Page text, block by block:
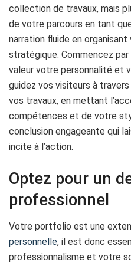
collection de travaux, mais
de votre parcours en tant
narration fluide en
stratégique. Commencez
valeur votre personnalité et
guidez vos visiteurs à
vos travaux, en mettant
compétences et de votre
conclusion engageante qui
incite à l’action.
Optez pour un
professionnel
Votre portfolio est une
personnelle, il est donc
professionnalisme et votre